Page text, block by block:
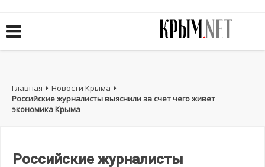
Главная
Новости Крыма
Российские журналисты выяснили за счет чего живет
экономика Крыма
Российские журналисты